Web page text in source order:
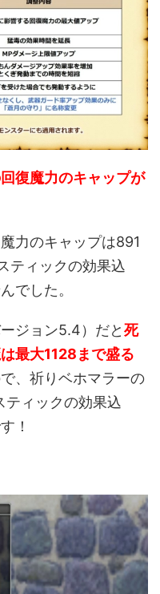
復魔力のキャップが
力のキャップは891
ティックの効果込
でした。
ジョン5.4）だと死
最大1128まで盛る
、祈りベホマラーの
ティックの効果込
！